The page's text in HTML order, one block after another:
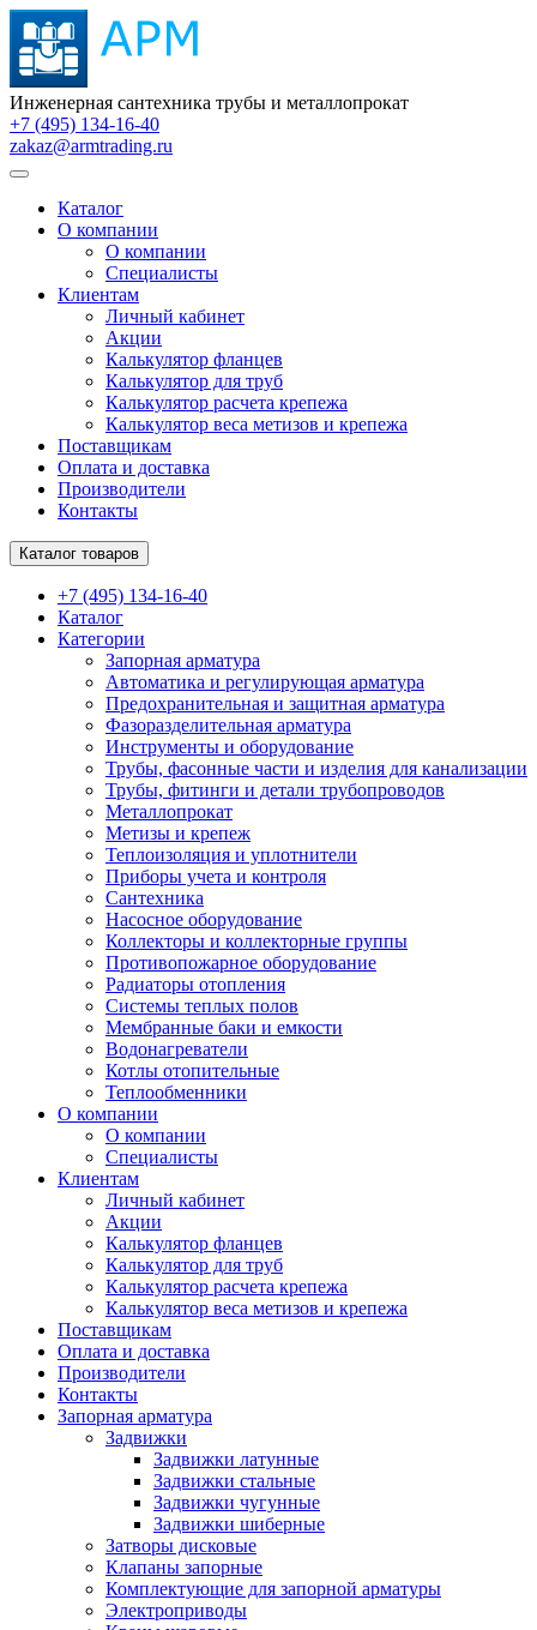
Инженерная сантехника трубы и металлопрокат
+7 (495) 134-16-40
zakaz@armtrading.ru
Каталог
О компании
О компании
Специалисты
Клиентам
Личный кабинет
Акции
Калькулятор фланцев
Калькулятор для труб
Калькулятор расчета крепежа
Калькулятор веса метизов и крепежа
Поставщикам
Оплата и доставка
Производители
Контакты
Каталог товаров
+7 (495) 134-16-40
Каталог
Категории
Запорная арматура
Автоматика и регулирующая арматура
Предохранительная и защитная арматура
Фазоразделительная арматура
Инструменты и оборудование
Трубы, фасонные части и изделия для канализации
Трубы, фитинги и детали трубопроводов
Металлопрокат
Метизы и крепеж
Теплоизоляция и уплотнители
Приборы учета и контроля
Сантехника
Насосное оборудование
Коллекторы и коллекторные группы
Противопожарное оборудование
Радиаторы отопления
Системы теплых полов
Мембранные баки и емкости
Водонагреватели
Котлы отопительные
Теплообменники
О компании
О компании
Специалисты
Клиентам
Личный кабинет
Акции
Калькулятор фланцев
Калькулятор для труб
Калькулятор расчета крепежа
Калькулятор веса метизов и крепежа
Поставщикам
Оплата и доставка
Производители
Контакты
Запорная арматура
Задвижки
Задвижки латунные
Задвижки стальные
Задвижки чугунные
Задвижки шиберные
Затворы дисковые
Клапаны запорные
Комплектующие для запорной арматуры
Электроприводы